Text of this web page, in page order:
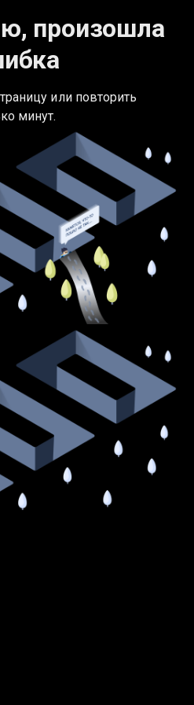
произошла
или повторить
минут.